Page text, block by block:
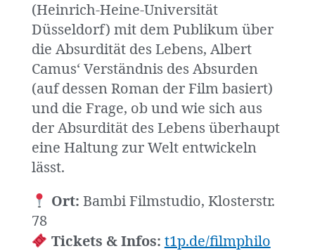
(Heinrich-Heine-Universität
Düsseldorf) mit dem Publikum über
die Absurdität des Lebens, Albert
Camus‘ Verständnis des Absurden
(auf dessen Roman der Film basiert)
und die Frage, ob und wie sich aus
der Absurdität des Lebens überhaupt
eine Haltung zur Welt entwickeln
lässt.
Ort: Bambi Filmstudio, Klosterstr.
78
Tickets & Infos: t1p.de/filmphilo